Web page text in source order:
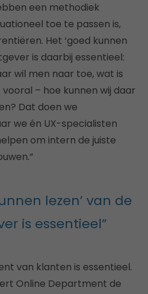
een methodiek
toe te passen is,
Het ‘goed kunnen
is daarbij essentieel:
wil men naar toe, wat is
– hoe kunnen wij daar
Dat doen we
we én UX-specialisten
om intern de juiste
lezen’ van de
is essentieel”
van klanten is essentieel.
Online Department de